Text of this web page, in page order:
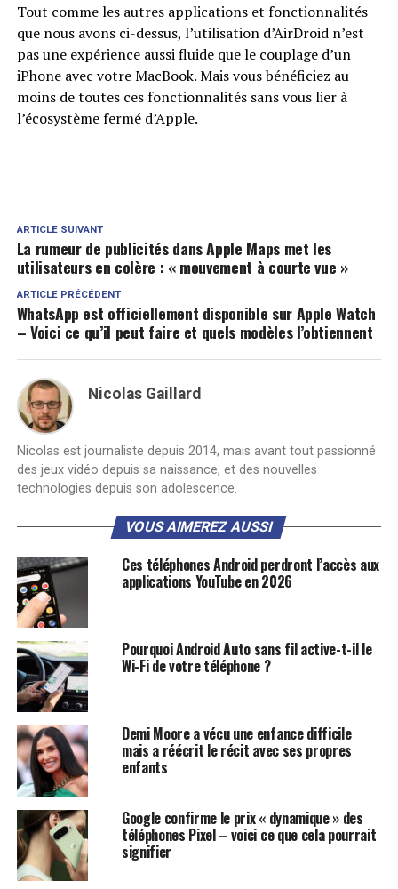
Tout comme les autres applications et fonctionnalités
que nous avons ci-dessus, l’utilisation d’AirDroid n’est
pas une expérience aussi fluide que le couplage d’un
iPhone avec votre MacBook. Mais vous bénéficiez au
moins de toutes ces fonctionnalités sans vous lier à
l’écosystème fermé d’Apple.
ARTICLE SUIVANT
La rumeur de publicités dans Apple Maps met les
utilisateurs en colère : « mouvement à courte vue »
ARTICLE PRÉCÉDENT
WhatsApp est officiellement disponible sur Apple Watch
– Voici ce qu’il peut faire et quels modèles l’obtiennent
Nicolas Gaillard
Nicolas est journaliste depuis 2014, mais avant tout passionné
des jeux vidéo depuis sa naissance, et des nouvelles
technologies depuis son adolescence.
VOUS AIMEREZ AUSSI
Ces téléphones Android perdront l’accès aux
applications YouTube en 2026
Pourquoi Android Auto sans fil active-t-il le
Wi-Fi de votre téléphone ?
Demi Moore a vécu une enfance difficile
mais a réécrit le récit avec ses propres
enfants
Google confirme le prix « dynamique » des
téléphones Pixel – voici ce que cela pourrait
signifier